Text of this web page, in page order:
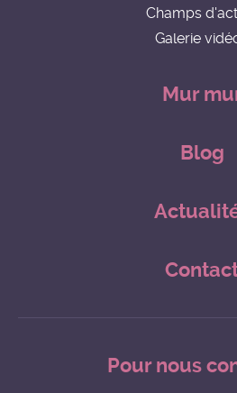
Champs
Galerie
Mur
Blog
Pour nous